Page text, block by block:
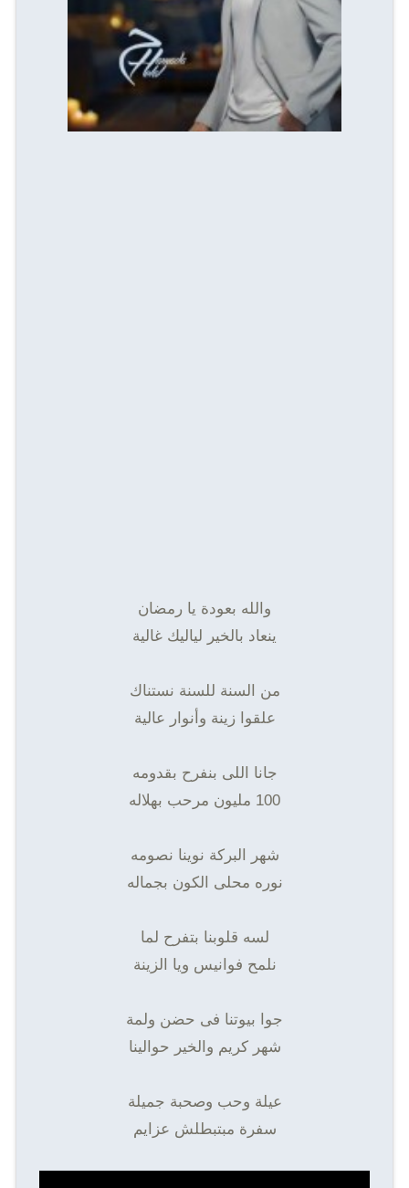
والله بعودة يا رمضان
ينعاد بالخير لياليك غالية
من السنة للسنة نستناك
علقوا زينة وأنوار عالية
جانا اللى بنفرح بقدومه
100 مليون مرحب بهلاله
شهر البركة نوينا نصومه
نوره محلى الكون بجماله
لسه قلوبنا بتفرح لما
نلمح فوانيس ويا الزينة
جوا بيوتنا فى حضن ولمة
شهر كريم والخير حوالينا
عيلة وحب وصحبة جميلة
سفرة مبتبطلش عزايم